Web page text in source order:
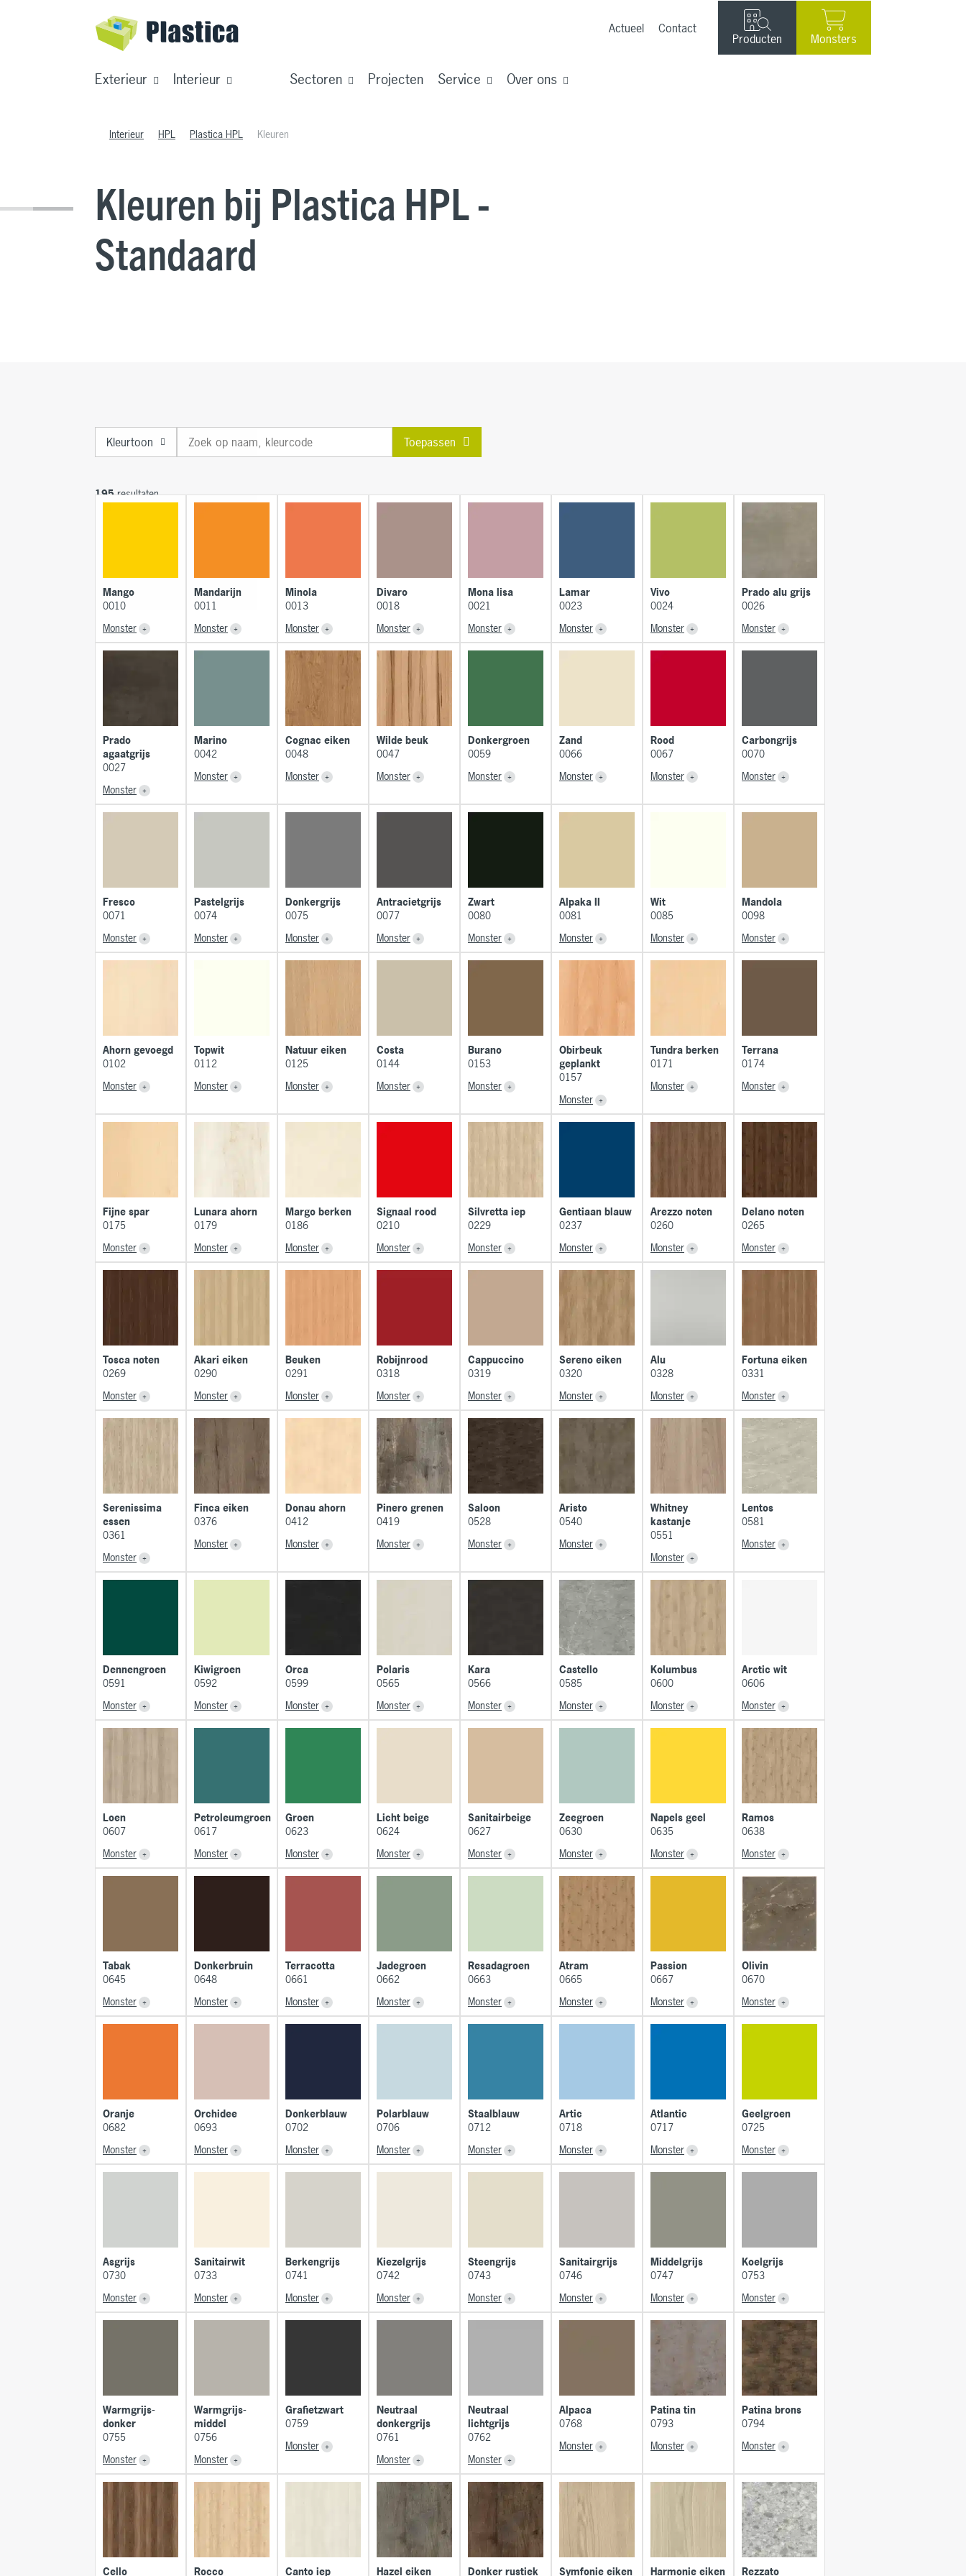
Actueel Contact
Producten Monsters
Exterieur Interieur Sectoren Projecten Service Over ons
Interieur HPL Plastica HPL Kleuren
Kleuren bij Plastica HPL -
Standaard
Kleurtoon Toepassen
195resultaten
Mango
0010
Monster
Mandarijn
0011
Monster
Minola
0013
Monster
Divaro
0018
Monster
Mona lisa
0021
Monster
Lamar
0023
Monster
Vivo
0024
Monster
Prado alu grijs
0026
Monster
Prado
agaatgrijs
0027
Monster
Marino
0042
Monster
Cognac eiken
0048
Monster
Wilde beuk
0047
Monster
Donkergroen
0059
Monster
Zand
0066
Monster
Rood
0067
Monster
Carbongrijs
0070
Monster
Fresco
0071
Monster
Pastelgrijs
0074
Monster
Donkergrijs
0075
Monster
Antracietgrijs
0077
Monster
Zwart
0080
Monster
Alpaka II
0081
Monster
Wit
0085
Monster
Mandola
0098
Monster
Ahorn gevoegd
0102
Monster
Topwit
0112
Monster
Natuur eiken
0125
Monster
Costa
0144
Monster
Burano
0153
Monster
Obirbeuk
geplankt
0157
Monster
Tundra berken
0171
Monster
Terrana
0174
Monster
Fijne spar
0175
Monster
Lunara ahorn
0179
Monster
Margo berken
0186
Monster
Signaal rood
0210
Monster
Silvretta iep
0229
Monster
Gentiaan blauw
0237
Monster
Arezzo noten
0260
Monster
Delano noten
0265
Monster
Tosca noten
0269
Monster
Akari eiken
0290
Monster
Beuken
0291
Monster
Robijnrood
0318
Monster
Cappuccino
0319
Monster
Sereno eiken
0320
Monster
Alu
0328
Monster
Fortuna eiken
0331
Monster
Serenissima
essen
0361
Monster
Finca eiken
0376
Monster
Donau ahorn
0412
Monster
Pinero grenen
0419
Monster
Saloon
0528
Monster
Aristo
0540
Monster
Whitney
kastanje
0551
Monster
Lentos
0581
Monster
Dennengroen
0591
Monster
Kiwigroen
0592
Monster
Orca
0599
Monster
Polaris
0565
Monster
Kara
0566
Monster
Castello
0585
Monster
Kolumbus
0600
Monster
Arctic wit
0606
Monster
Loen
0607
Monster
Petroleumgroen
0617
Monster
Groen
0623
Monster
Licht beige
0624
Monster
Sanitairbeige
0627
Monster
Zeegroen
0630
Monster
Napels geel
0635
Monster
Ramos
0638
Monster
Tabak
0645
Monster
Donkerbruin
0648
Monster
Terracotta
0661
Monster
Jadegroen
0662
Monster
Resadagroen
0663
Monster
Atram
0665
Monster
Passion
0667
Monster
Olivin
0670
Monster
Oranje
0682
Monster
Orchidee
0693
Monster
Donkerblauw
0702
Monster
Polarblauw
0706
Monster
Staalblauw
0712
Monster
Artic
0718
Monster
Atlantic
0717
Monster
Geelgroen
0725
Monster
Asgrijs
0730
Monster
Sanitairwit
0733
Monster
Berkengrijs
0741
Monster
Kiezelgrijs
0742
Monster
Steengrijs
0743
Monster
Sanitairgrijs
0746
Monster
Middelgrijs
0747
Monster
Koelgrijs
0753
Monster
Warmgrijs-
donker
0755
Monster
Warmgrijs-
middel
0756
Monster
Grafietzwart
0759
Monster
Neutraal
donkergrijs
0761
Monster
Neutraal
lichtgrijs
0762
Monster
Alpaca
0768
Monster
Patina tin
0793
Monster
Patina brons
0794
Monster
Cello Rocco Canto iep Hazel eiken Donker rustiek Symfonie eiken Harmonie eiken Rezzato